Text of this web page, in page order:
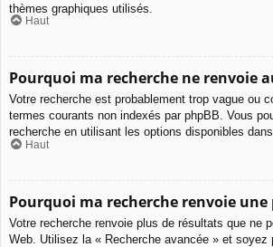
thèmes graphiques utilisés.
Haut
Pourquoi ma recherche ne renvoie
Votre recherche est probablement trop vague ou
termes courants non indexés par phpBB. Vous
recherche en utilisant les options disponibles
Haut
Pourquoi ma recherche renvoie une
Votre recherche renvoie plus de résultats que ne
Web. Utilisez la « Recherche avancée » et soyez